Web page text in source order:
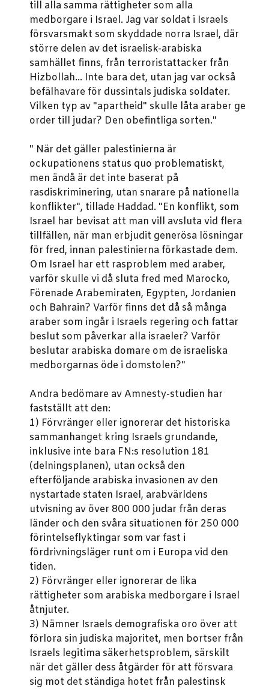
till alla samma rättigheter som alla
medborgare i Israel. Jag var soldat i Israels
försvarsmakt som skyddade norra Israel, där
större delen av det israelisk-arabiska
samhället finns, från terroristattacker från
Hizbollah... Inte bara det, utan jag var också
befälhavare för dussintals judiska soldater.
Vilken typ av "apartheid" skulle låta araber ge
order till judar? Den obefintliga sorten."
" När det gäller palestinierna är
ockupationens status quo problematiskt,
men ändå är det inte baserat på
rasdiskriminering, utan snarare på nationella
konflikter", tillade Haddad. "En konflikt, som
Israel har bevisat att man vill avsluta vid flera
tillfällen, när man erbjudit generösa lösningar
för fred, innan palestinierna förkastade dem.
Om Israel har ett rasproblem med araber,
varför skulle vi då sluta fred med Marocko,
Förenade Arabemiraten, Egypten, Jordanien
och Bahrain? Varför finns det då så många
araber som ingår i Israels regering och fattar
beslut som påverkar alla israeler? Varför
beslutar arabiska domare om de israeliska
medborgarnas öde i domstolen?"
Andra bedömare av Amnesty-studien har
fastställt att den:
1) Förvränger eller ignorerar det historiska
sammanhanget kring Israels grundande,
inklusive inte bara FN:s resolution 181
(delningsplanen), utan också den
efterföljande arabiska invasionen av den
nystartade staten Israel, arabvärldens
utvisning av över 800 000 judar från deras
länder och den svåra situationen för 250 000
förintelseflyktingar som var fast i
fördrivningsläger runt om i Europa vid den
tiden.
2) Förvränger eller ignorerar de lika
rättigheter som arabiska medborgare i Israel
åtnjuter.
3) Nämner Israels demografiska oro över att
förlora sin judiska majoritet, men bortser från
Israels legitima säkerhetsproblem, särskilt
när det gäller dess åtgärder för att försvara
sig mot det ständiga hotet från palestinsk